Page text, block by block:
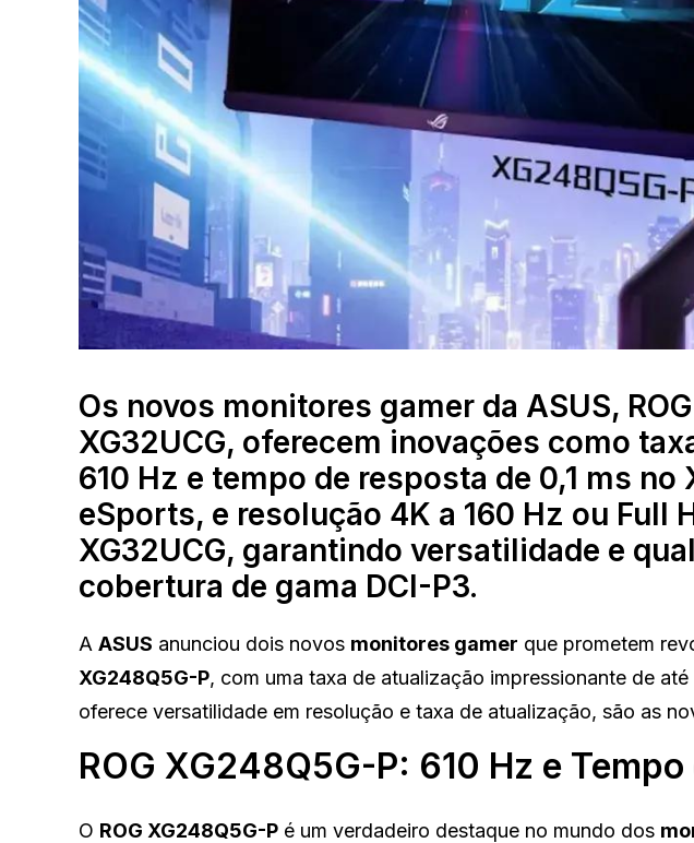
Os novos monitores gamer da ASUS,
XG32UCG, oferecem inovações como
610 Hz e tempo de resposta de 0,1 ms no
eSports, e resolução 4K a 160 Hz ou Full
XG32UCG, garantindo versatilidade e
cobertura de gama DCI-P3.
A ASUS anunciou dois novos monitores gamer que prometem
XG248Q5G-P, com uma taxa de atualização impressionante de até
oferece versatilidade em resolução e taxa de atualização, são as
ROG XG248Q5G-P: 610 Hz e
O ROG XG248Q5G-P é um verdadeiro destaque no mundo dos